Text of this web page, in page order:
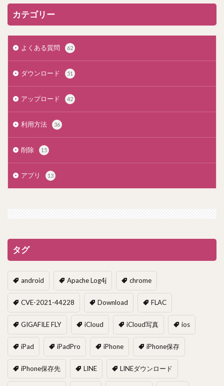
カテゴリー
よくある質問 62
ダウンロード 51
アップロード 42
利用方法 36
削除 15
アプリ 13
タグ
android Apache Log4j chrome
CVE-2021-44228 Download FLAC
GIGAFILE FLY iCloud iCloud写真 ios
iPad iPadPro iPhone iPhone保存
iPhone保存先 LINE LINEダウンロード